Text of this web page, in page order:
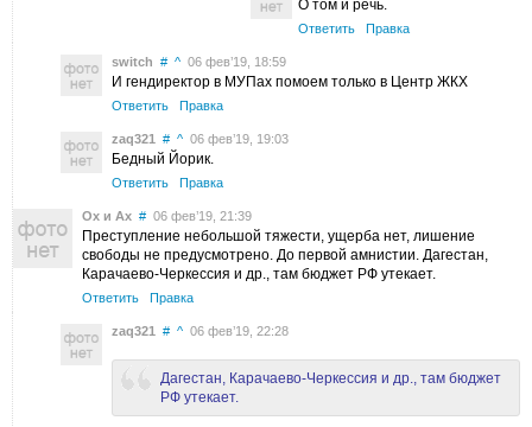
О том и речь.
Ответить Правка
switch # ^ 06 фев’19, 18:59
И гендиректор в МУПах помоем только в Центр ЖКХ
Ответить Правка
zaq321 # ^ 06 фев’19, 19:03
Бедный Йорик.
Ответить Правка
Ох и Ах # 06 фев’19, 21:39
Преступление небольшой тяжести, ущерба нет, лишение
свободы не предусмотрено. До первой амнистии. Дагестан,
Карачаево-Черкессия и др., там бюджет РФ утекает.
Ответить Правка
zaq321 # ^ 06 фев’19, 22:28
Дагестан, Карачаево-Черкессия и др., там бюджет
РФ утекает.